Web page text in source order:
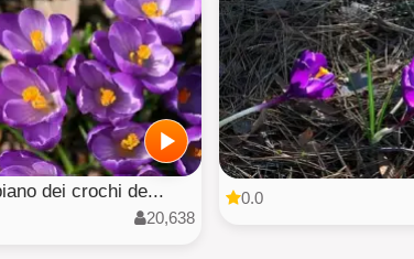
Foto degli utenti
Tutte le categorie
dei crochi de...
20,638
0.0